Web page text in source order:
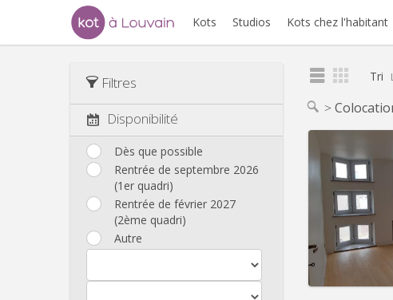
Kots Studios Kots chez l'habitant
Filtres
Disponibilité
Dès que possible
Rentrée de septembre 2026
(1er quadri)
Rentrée de février 2027
(2ème quadri)
Autre
Tri
Infos
Loyer:390 €
Charges:75 €
Durée:12
Domiciliation: